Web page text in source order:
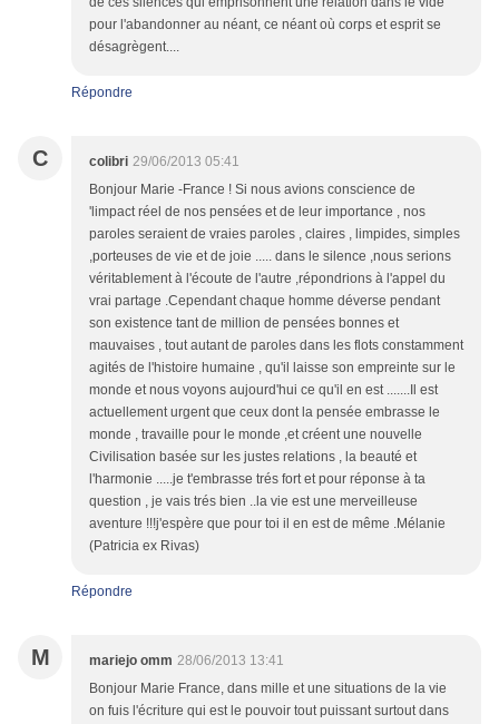
pour l'abandonner au néant, ce néant où corps et esprit se
désagrègent....
Répondre
C colibri 29/06/2013 05:41
Bonjour Marie -France ! Si nous avions conscience de
'limpact réel de nos pensées et de leur importance , nos
paroles seraient de vraies paroles , claires , limpides, simples
,porteuses de vie et de joie ..... dans le silence ,nous serions
véritablement à l'écoute de l'autre ,répondrions à l'appel du
vrai partage .Cependant chaque homme déverse pendant
son existence tant de million de pensées bonnes et
mauvaises , tout autant de paroles dans les flots constamment
agités de l'histoire humaine , qu'il laisse son empreinte sur le
monde et nous voyons aujourd'hui ce qu'il en est .......Il est
actuellement urgent que ceux dont la pensée embrasse le
monde , travaille pour le monde ,et créent une nouvelle
Civilisation basée sur les justes relations , la beauté et
l'harmonie .....je t'embrasse trés fort et pour réponse à ta
question , je vais trés bien ..la vie est une merveilleuse
aventure !!!j'espère que pour toi il en est de même .Mélanie
(Patricia ex Rivas)
Répondre
M mariejo omm 28/06/2013 13:41
Bonjour Marie France, dans mille et une situations de la vie
on fuis l'écriture qui est le pouvoir tout puissant surtout dans